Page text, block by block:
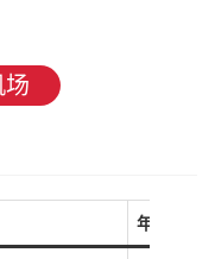
场
年付